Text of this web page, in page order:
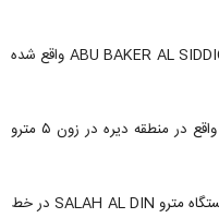
مکان مهمی که در نزدیکی ایستگاه مترو ABU BAKER AL SIDDIQUE واقع شده
- ایستگاه مترو صلاح الدین (کد ایستگاه ۱۹) واقع در منطقه دیره در زون ۵ مترو
از مهم‌ترین اماکن تفریحی واقع در نزدیکی ایستگاه مترو SALAH AL DIN در خط